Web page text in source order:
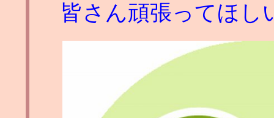
皆さん頑張ってほし